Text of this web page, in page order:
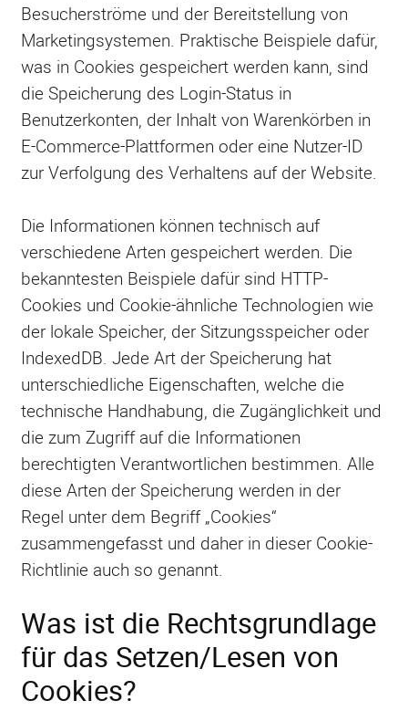
Besucherströme und der Bereitstellung von
Marketingsystemen. Praktische Beispiele dafür,
was in Cookies gespeichert werden kann, sind
die Speicherung des Login-Status in
Benutzerkonten, der Inhalt von Warenkörben in
E-Commerce-Plattformen oder eine Nutzer-ID
zur Verfolgung des Verhaltens auf der Website.
Die Informationen können technisch auf
verschiedene Arten gespeichert werden. Die
bekanntesten Beispiele dafür sind HTTP-
Cookies und Cookie-ähnliche Technologien wie
der lokale Speicher, der Sitzungsspeicher oder
IndexedDB. Jede Art der Speicherung hat
unterschiedliche Eigenschaften, welche die
technische Handhabung, die Zugänglichkeit und
die zum Zugriff auf die Informationen
berechtigten Verantwortlichen bestimmen. Alle
diese Arten der Speicherung werden in der
Regel unter dem Begriff „Cookies“
zusammengefasst und daher in dieser Cookie-
Richtlinie auch so genannt.
Was ist die Rechtsgrundlage
für das Setzen/Lesen von
Cookies?